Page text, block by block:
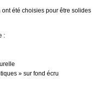
été choisies pour être solides
:
» sur fond écru